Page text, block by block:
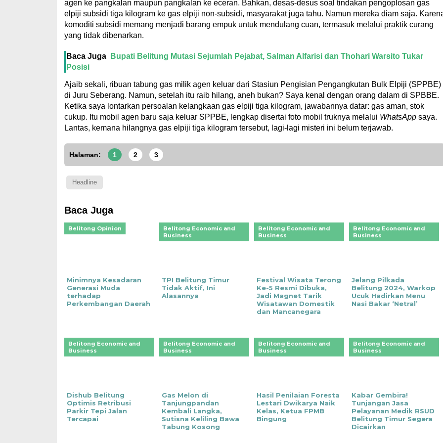
agen ke pangkalan maupun pangkalan ke eceran. Bahkan, desas-desus soal tindakan pengoplosan gas
elpiji subsidi tiga kilogram ke gas elpiji non-subsidi, masyarakat juga tahu. Namun mereka diam saja.
komoditi subsidi memang menjadi barang empuk untuk mendulang cuan, termasuk melalui praktik curang
yang tidak dibenarkan.
Baca Juga
Bupati Belitung Mutasi Sejumlah Pejabat, Salman Alfarisi dan Thohari Warsito Tukar
Posisi
Ajaib sekali, ribuan tabung gas milik agen keluar dari Stasiun Pengisian Pengangkutan Bulk Elpiji (SPPBE)
di Juru Seberang. Namun, setelah itu raib hilang, aneh bukan? Saya kenal dengan orang dalam di SPBBE.
Ketika saya lontarkan persoalan kelangkaan gas elpiji tiga kilogram, jawabannya datar: gas aman, stok
cukup. Itu mobil agen baru saja keluar SPPBE, lengkap disertai foto mobil truknya melalui WhatsApp saya.
Lantas, kemana hilangnya gas elpiji tiga kilogram tersebut, lagi-lagi misteri ini belum terjawab.
Halaman: 1 2 3
Headline
Baca Juga
Belitong Opinion
Minimnya Kesadaran
Generasi Muda
terhadap
Perkembangan Daerah
Belitong Economic and
Business
TPI Belitung Timur
Tidak Aktif, Ini
Alasannya
Belitong Economic and
Business
Festival Wisata Terong
Ke-5 Resmi Dibuka,
Jadi Magnet Tarik
Wisatawan Domestik
dan Mancanegara
Belitong Economic and
Business
Jelang Pilkada
Belitung 2024, Warkop
Ucuk Hadirkan Menu
Nasi Bakar ‘Netral’
Belitong Economic and
Business
Dishub Belitung
Optimis Retribusi
Parkir Tepi Jalan
Tercapai
Belitong Economic and
Business
Gas Melon di
Tanjungpandan
Kembali Langka,
Sutisna Keliling Bawa
Tabung Kosong
Belitong Economic and
Business
Hasil Penilaian Foresta
Lestari Dwikarya Naik
Kelas, Ketua FPMB
Bingung
Belitong Economic and
Business
Kabar Gembira!
Tunjangan Jasa
Pelayanan Medik RSUD
Belitung Timur Segera
Dicairkan